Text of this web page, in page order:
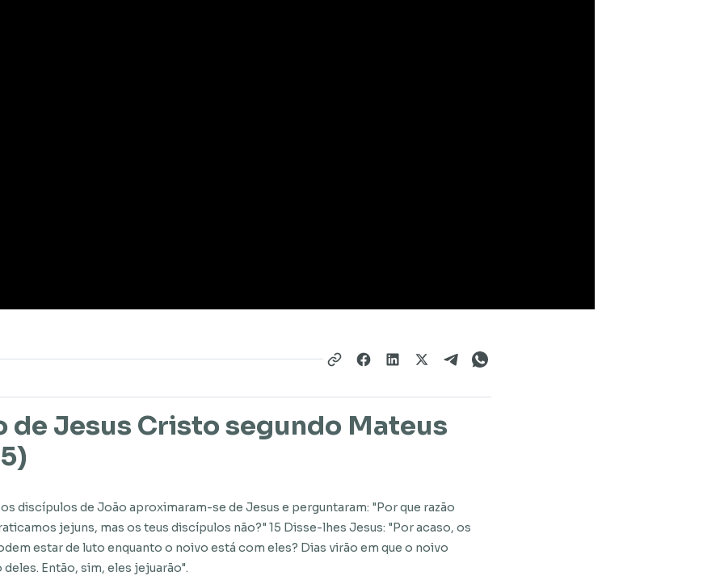
de Jesus Cristo segundo Mateus
discípulos de João aproximaram-se de Jesus e perguntaram: "Por que razão
jejuns, mas os teus discípulos não?" 15 Disse-lhes Jesus: "Por acaso, os
estar de luto enquanto o noivo está com eles? Dias virão em que o noivo
Então, sim, eles jejuarão".